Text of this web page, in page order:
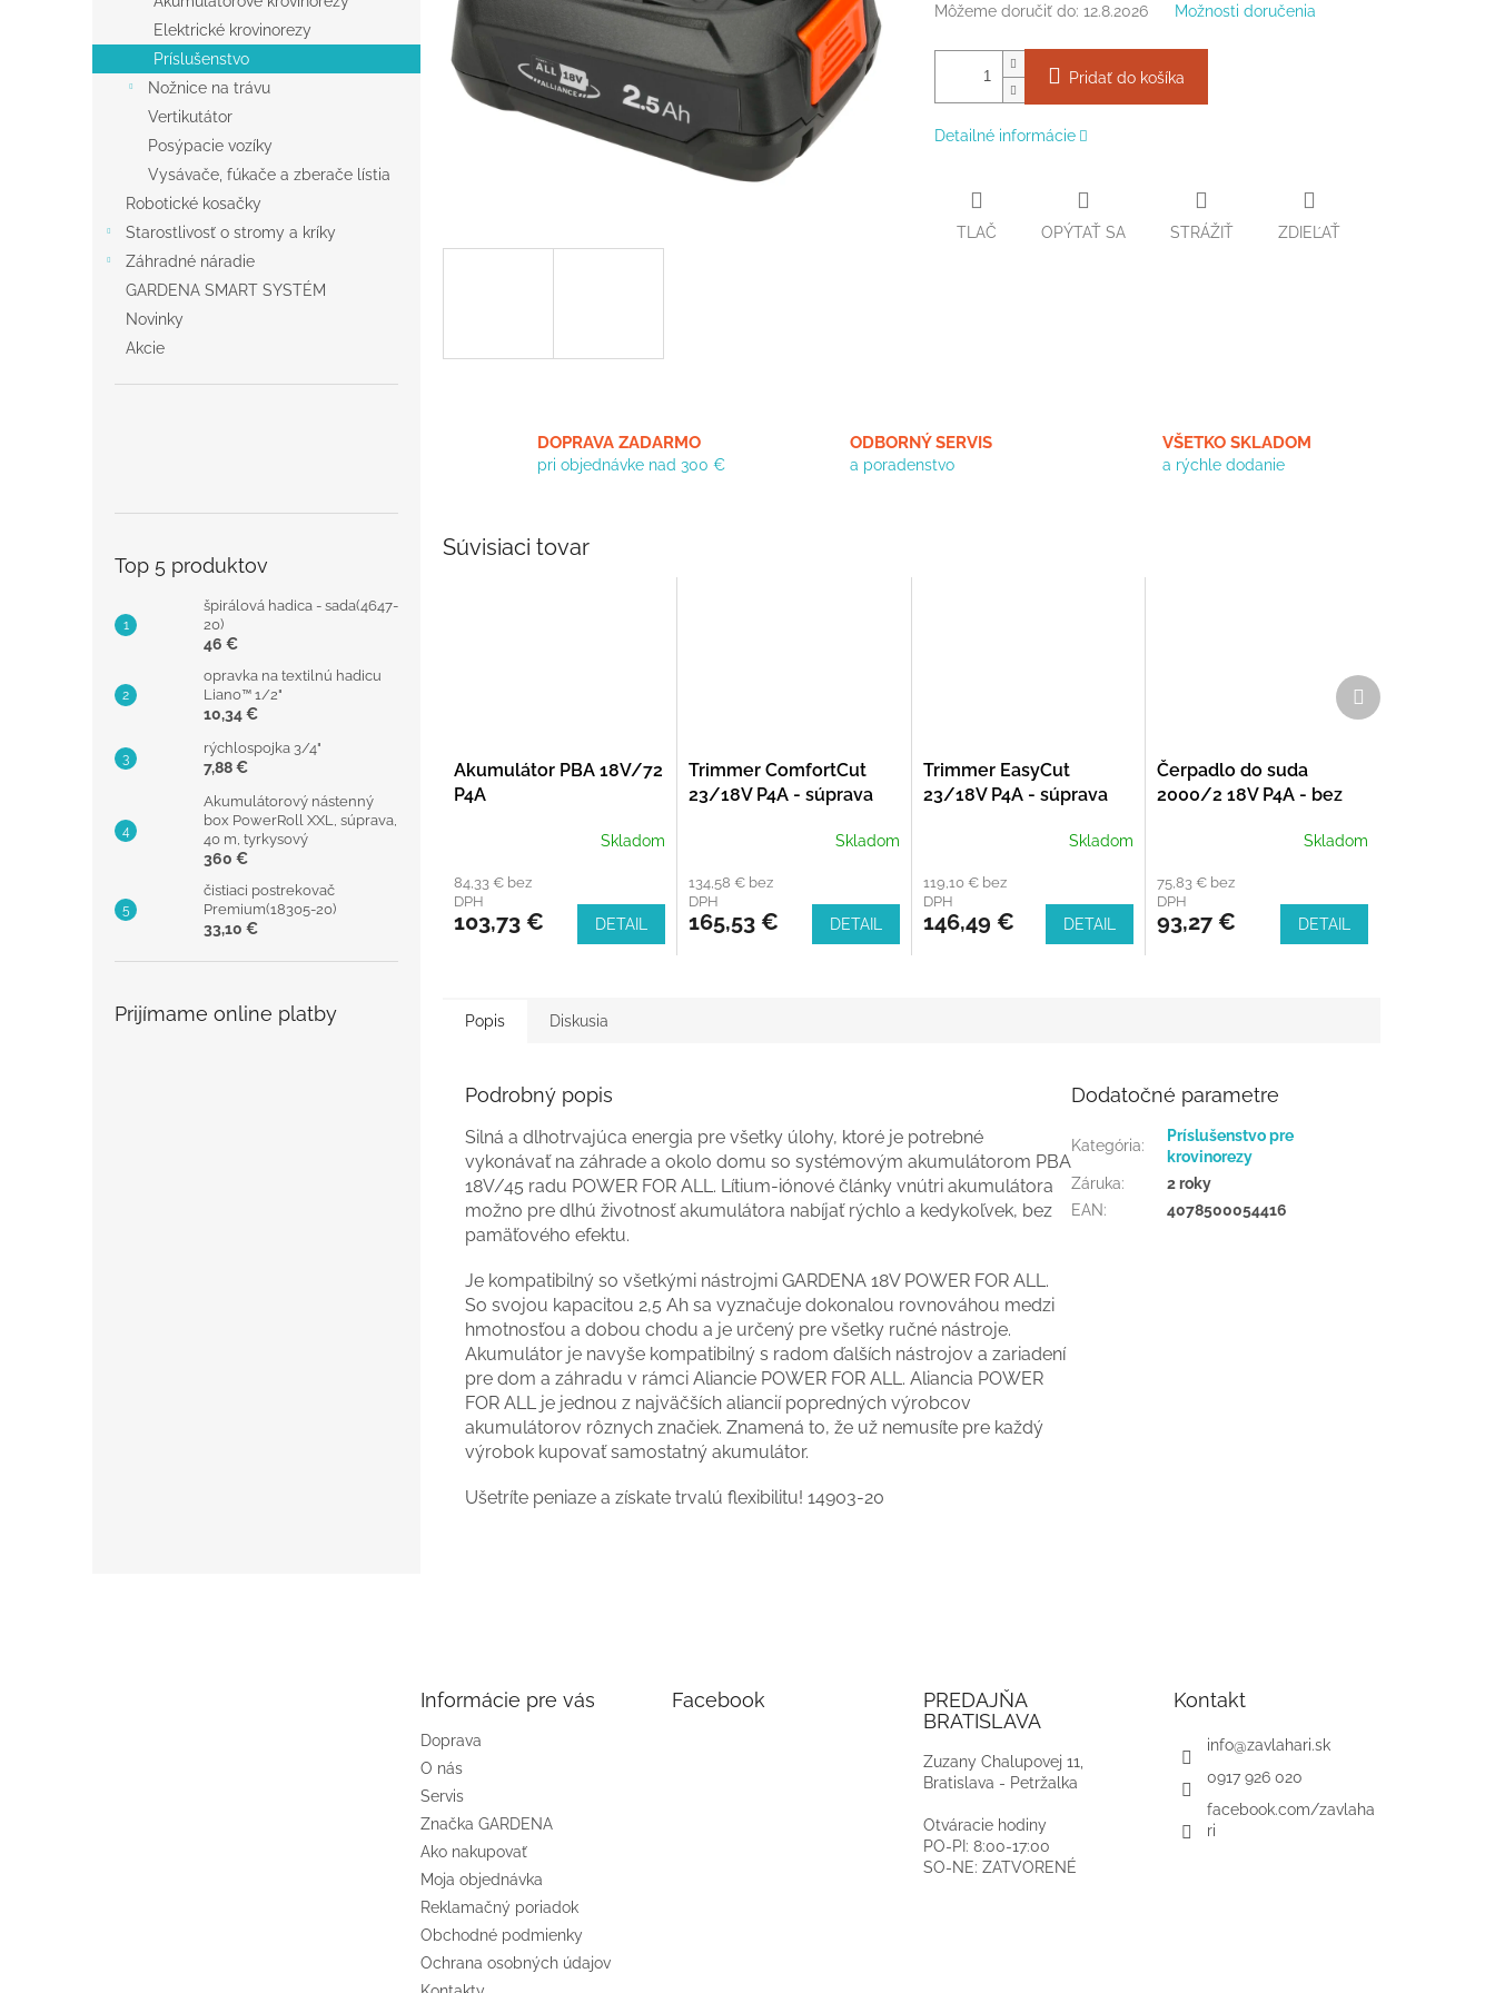
Elektrické krovinorezy
Príslušenstvo
Nožnice na trávu
Vertikutátor
Posýpacie vozíky
Vysávače, fúkače a zberače lístia
Robotické kosačky
Starostlivosť o stromy a kríky
Záhradné náradie
GARDENA SMART SYSTÉM
Novinky
Akcie
Top 5 produktov
špirálová hadica - sada(4647-
20)
46 €
opravka na textilnú hadicu
Liano™ 1/2"
10,34 €
rýchlospojka 3/4"
7,88 €
Akumulátorový nástenný
box PowerRoll XXL, súprava,
40 m, tyrkysový
360 €
čistiaci postrekovač
Premium(18305-20)
33,10 €
Prijímame online platby
Môžeme doručiť do: 12.8.2026 Možnosti doručenia
Pridať do košíka
Detailné informácie
TLAČ OPÝTAŤ SA STRÁŽIŤ ZDIEĽAŤ
DOPRAVA ZADARMO
pri objednávke nad 300 €
ODBORNÝ SERVIS
a poradenstvo
VŠETKO SKLADOM
a rýchle dodanie
Súvisiaci tovar
Akumulátor PBA 18V/72
P4A
Skladom
84,33 € bez
DPH
103,73 € DETAIL
Trimmer ComfortCut
23/18V P4A - súprava
Skladom
134,58 € bez
DPH
165,53 € DETAIL
Trimmer EasyCut
23/18V P4A - súprava
Skladom
119,10 € bez
DPH
146,49 € DETAIL
Čerpadlo do suda
2000/2 18V P4A - bez
Skladom
75,83 € bez
DPH
93,27 € DETAIL
Ďalší
produkt
Popis Diskusia
Podrobný popis
Silná a dlhotrvajúca energia pre všetky úlohy, ktoré je potrebné
vykonávať na záhrade a okolo domu so systémovým akumulátorom PBA
18V/45 radu POWER FOR ALL. Lítium-iónové články vnútri akumulátora
možno pre dlhú životnosť akumulátora nabíjať rýchlo a kedykoľvek, bez
pamäťového efektu.
Je kompatibilný so všetkými nástrojmi GARDENA 18V POWER FOR ALL.
So svojou kapacitou 2,5 Ah sa vyznačuje dokonalou rovnováhou medzi
hmotnosťou a dobou chodu a je určený pre všetky ručné nástroje.
Akumulátor je navyše kompatibilný s radom ďalších nástrojov a zariadení
pre dom a záhradu v rámci Aliancie POWER FOR ALL. Aliancia POWER
FOR ALL je jednou z najväčších aliancií popredných výrobcov
akumulátorov rôznych značiek. Znamená to, že už nemusíte pre každý
výrobok kupovať samostatný akumulátor.
Ušetríte peniaze a získate trvalú flexibilitu! 14903-20
Dodatočné parametre
Kategória:
Príslušenstvo pre
krovinorezy
Záruka:
2 roky
EAN: 4078500054416
Informácie pre vás
Doprava
O nás
Servis
Značka GARDENA
Ako nakupovať
Moja objednávka
Reklamačný poriadok
Obchodné podmienky
Ochrana osobných údajov
Facebook
PREDAJŇA
BRATISLAVA
Zuzany Chalupovej 11,
Bratislava - Petržalka
Otváracie hodiny
PO-PI: 8:00-17:00
SO-NE: ZATVORENÉ
Kontakt
info@zavlahari.sk
0917 926 020
facebook.com/zavlaha
ri